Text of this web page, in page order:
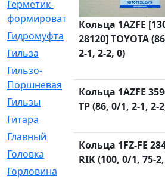
Герметик-
формирователь
[3]
Гидромуфта
[47]
Гильза
[56]
Гильзо-
Поршневая
Гильзы
[259]
Гитара
Главный
[29]
Головка
[28]
Горловина
Кольца 1AZFE
28120] TOYOTA
2-1, 2-2, 0)
Кольца 1AZFE
TP (86, 0/1, 2-1, 2-
Кольца 1FZ-FE
RIK (100, 0/1, 75-